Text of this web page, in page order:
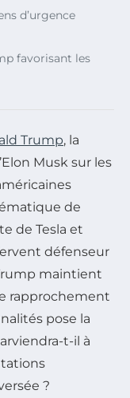
d’urgence
favorisant les
Trump, la
Musk sur les
de
de Tesla et
défenseur
maintient
rapprochement
pose la
t-il à
?